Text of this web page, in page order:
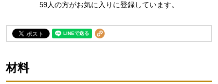
59人の方がお気に入りに登録しています。
材料